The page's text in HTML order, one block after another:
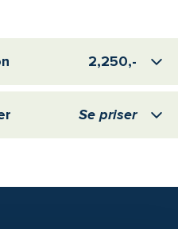
2,250,-
Se priser